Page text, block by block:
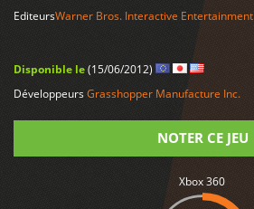
EditeursWarner Bros. Interactive Entertainment
Disponible le(15/06/2012)
DéveloppeursGrasshopper Manufacture Inc.
NOTER CE JEU
Xbox 360